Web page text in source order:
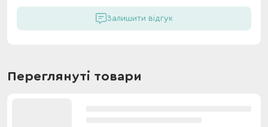
Залишити відгук
Переглянуті товари